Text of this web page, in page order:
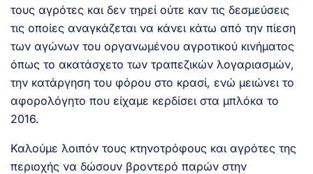
τους αγρότες και δεν τηρεί ούτε καν τις δεσμεύσεις
τις οποίες αναγκάζεται να κάνει κάτω από την πίεση
των αγώνων του οργανωμένου αγροτικού κινήματος
όπως το ακατάσχετο των τραπεζικών λογαριασμών,
την κατάργηση του φόρου στο κρασί, ενώ μειώνει το
αφορολόγητο που είχαμε κερδίσει στα μπλόκα το
2016.
Καλούμε λοιπόν τους κτηνοτρόφους και αγρότες της
περιοχής να δώσουν βροντερό παρών στην